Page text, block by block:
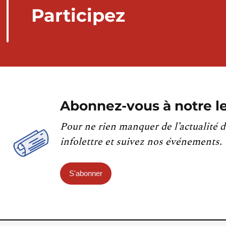
Participez
Abonnez-vous à notre
Pour ne rien manquer de l’actualité
infolettre et suivez nos événements.
S'abonner